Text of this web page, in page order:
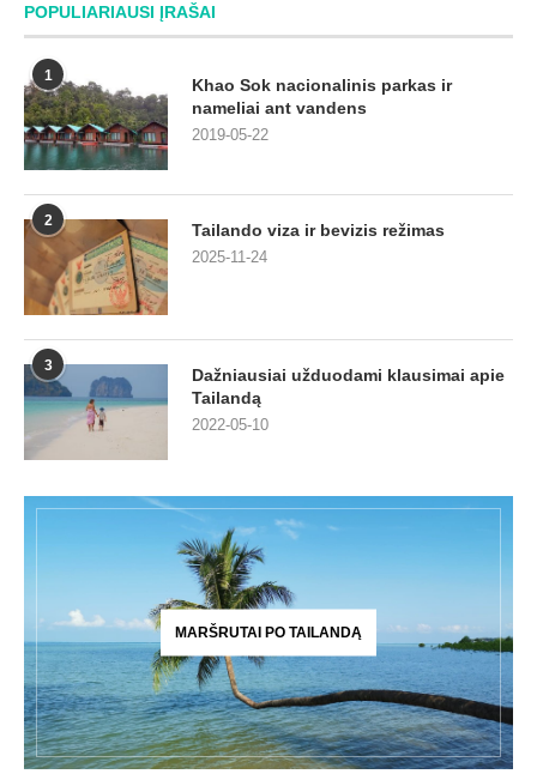
POPULIARIAUSI ĮRAŠAI
1
Khao Sok nacionalinis parkas ir
nameliai ant vandens
2019-05-22
2 Tailando viza ir bevizis režimas
2025-11-24
3
Dažniausiai užduodami klausimai apie
Tailandą
2022-05-10
MARŠRUTAI PO TAILANDĄ